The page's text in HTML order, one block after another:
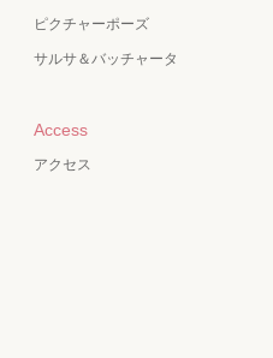
ピクチャーポーズ
サルサ＆バッチャータ
Access
アクセス